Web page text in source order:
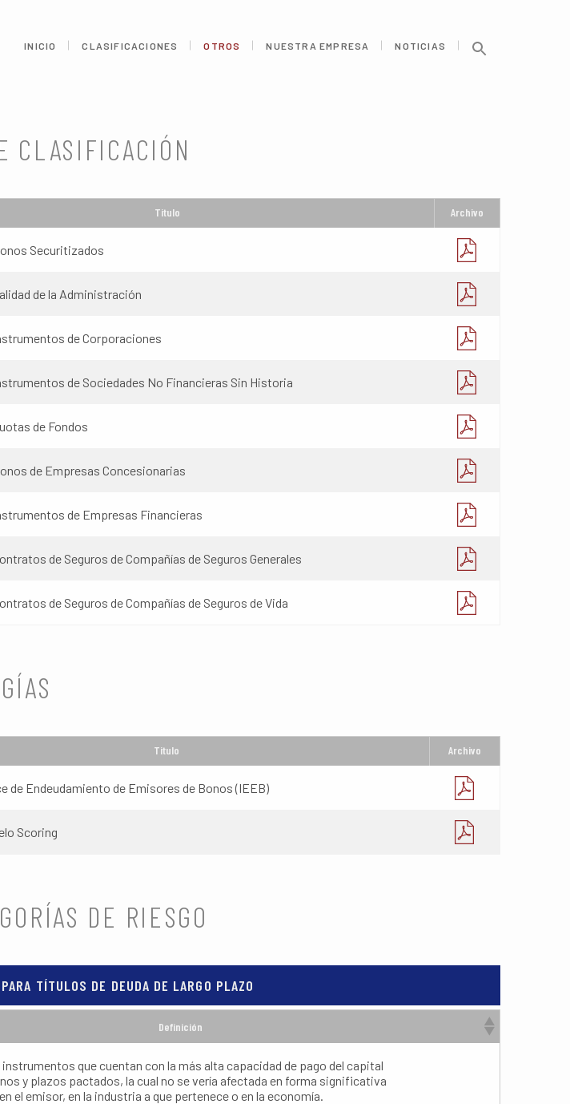
INICIO CLASIFICACIONES OTROS NUESTRA EMPRESA NOTICIAS
CLASIFICACIÓN
Titulo Archivo
Securitizados
de la Administración
de Corporaciones
de Sociedades No Financieras Sin Historia
de Fondos
de Empresas Concesionarias
de Empresas Financieras
de Seguros de Compañías de Seguros Generales
de Seguros de Compañías de Seguros de Vida
Titulo Archivo
de Endeudamiento de Emisores de Bonos (IEEB)
Scoring
DE RIESGO
TÍTULOS DE DEUDA DE LARGO PLAZO
Definición
que cuentan con la más alta capacidad de pago del capital
y plazos pactados, la cual no se vería afectada en forma significativa
el emisor, en la industria a que pertenece o en la economía.